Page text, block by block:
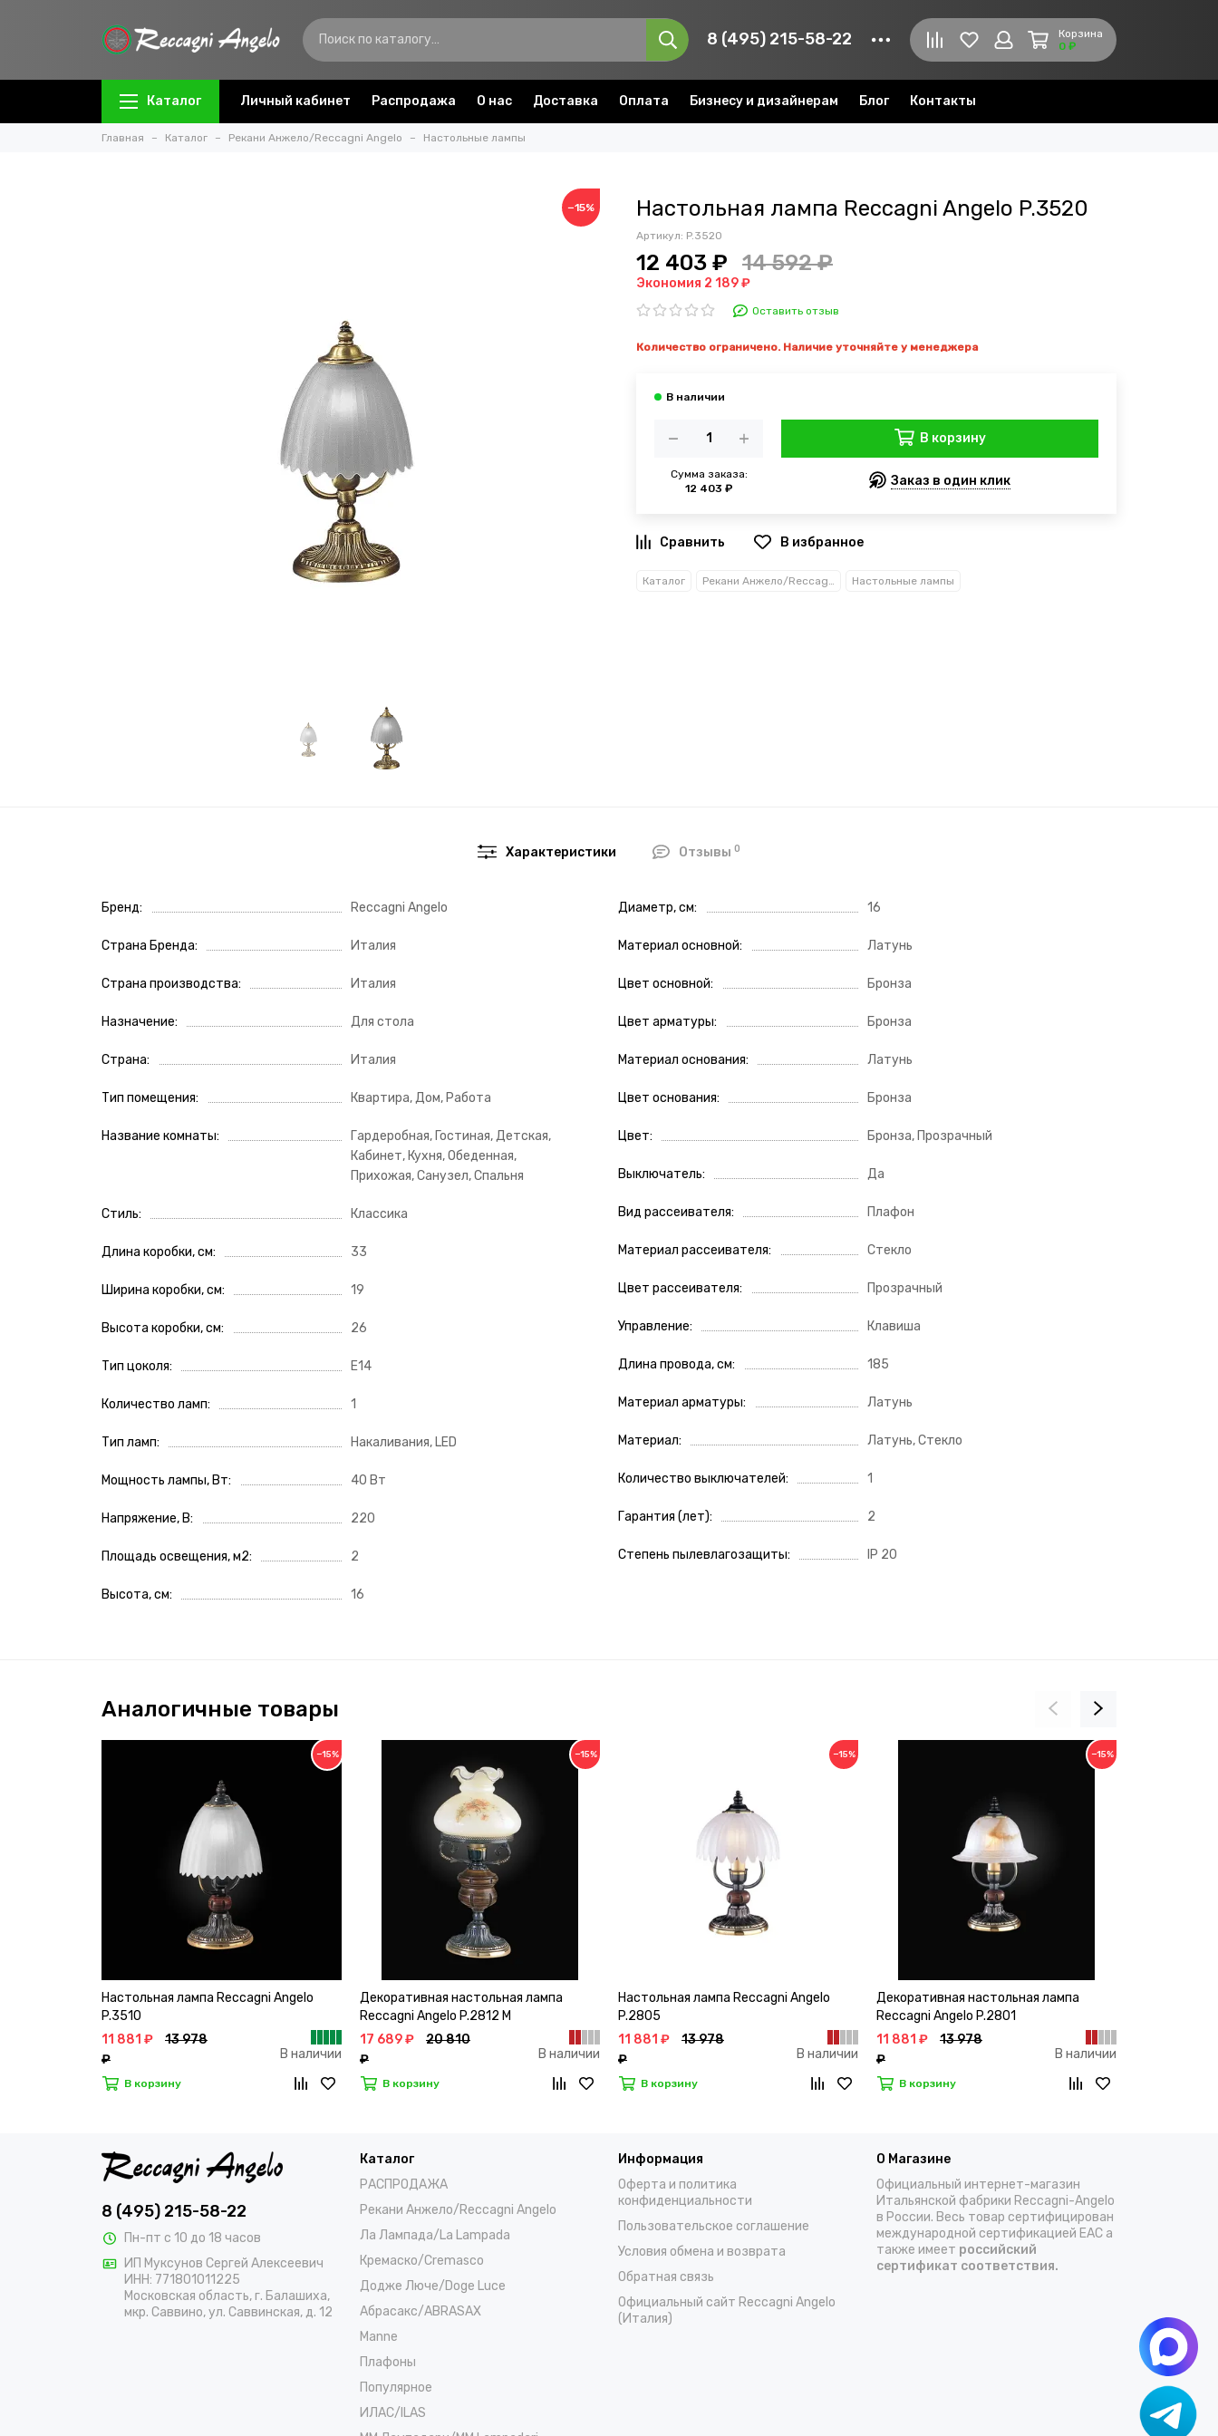
8 (495) 215-58-22
Корзина
0 ₽
Каталог Личный кабинет Распродажа О нас Доставка Оплата Бизнесу и дизайнерам Блог Контакты
Главная Каталог Рекани Анжело/Reccagni Angelo Настольные лампы
−15% Настольная лампа Reccagni Angelo P.3520
Артикул: P.3520
12 403 ₽ 14 592 ₽
Экономия 2 189 ₽
Оставить отзыв
Количество ограничено. Наличие уточняйте у менеджера
Сумма заказа:
12 403 ₽
В корзину
Заказ в один клик
В избранное
Каталог Рекани Анжело/Reccagni Angelo Настольные лампы
Характеристики Отзывы 0
Бренд Reccagni Angelo
Страна Бренда Италия
Страна производства Италия
Назначение Для стола
Страна Италия
Тип помещения Квартира, Дом, Работа
Название комнаты
Гардеробная, Гостиная, Детская,
Кабинет, Кухня, Обеденная,
Прихожая, Санузел, Спальня
Стиль Классика
Длина коробки, см 33
Ширина коробки, см 19
Высота коробки, см 26
Тип цоколя E14
Количество ламп 1
Тип ламп Накаливания, LED
Мощность лампы, Вт 40 Вт
Напряжение, В 220
Площадь освещения, м2 2
Высота, см 16
Диаметр, см 16
Материал основной Латунь
Цвет основной Бронза
Цвет арматуры Бронза
Материал основания Латунь
Цвет основания Бронза
Цвет Бронза, Прозрачный
Выключатель Да
Вид рассеивателя Плафон
Материал рассеивателя Стекло
Цвет рассеивателя Прозрачный
Управление Клавиша
Длина провода, см 185
Материал арматуры Латунь
Материал Латунь, Стекло
Количество выключателей 1
Гарантия (лет) 2
Степень пылевлагозащиты IP 20
Аналогичные товары
−15%
Настольная лампа Reccagni Angelo
P.3510
11 881 ₽
13 978
₽
В наличии
В корзину
−15%
Декоративная настольная лампа
Reccagni Angelo P.2812 M
17 689 ₽
20 810
₽
В наличии
В корзину
−15%
Настольная лампа Reccagni Angelo
P.2805
11 881 ₽
13 978
₽
В наличии
В корзину
−15%
Декоративная настольная лампа
Reccagni Angelo P.2801
11 881 ₽
13 978
₽
В наличии
В корзину
8 (495) 215-58-22
Пн-пт с 10 до 18 часов
ИП Муксунов Сергей Алексеевич
ИНН: 771801011225
Московская область, г. Балашиха,
мкр. Саввино, ул. Саввинская, д. 12
Каталог
РАСПРОДАЖА
Рекани Анжело/Reccagni Angelo
Ла Лампада/La Lampada
Кремаско/Cremasco
Додже Люче/Doge Luce
Абрасакс/ABRASAX
Manne
Плафоны
Популярное
ИЛАС/ILAS
Информация
Оферта и политика
конфиденциальности
Пользовательское соглашение
Условия обмена и возврата
Обратная связь
Официальный сайт Reccagni Angelo
(Италия)
О Магазине
Официальный интернет-магазин
Итальянской фабрики Reccagni-Angelo
в России. Весь товар сертифицирован
международной сертификацией EAC а
также имеет российский
сертификат соответствия.